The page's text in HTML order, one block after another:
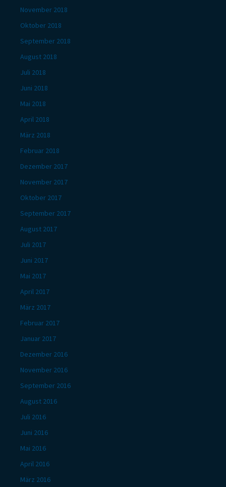
November 2018
Oktober 2018
September 2018
August 2018
Juli 2018
Juni 2018
Mai 2018
April 2018
März 2018
Februar 2018
Dezember 2017
November 2017
Oktober 2017
September 2017
August 2017
Juli 2017
Juni 2017
Mai 2017
April 2017
März 2017
Februar 2017
Januar 2017
Dezember 2016
November 2016
September 2016
August 2016
Juli 2016
Juni 2016
Mai 2016
April 2016
März 2016